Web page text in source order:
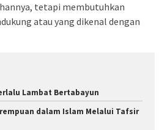
tetapi membutuhkan
atau yang dikenal dengan
Lambat Bertabayun
dalam Islam Melalui Tafsir